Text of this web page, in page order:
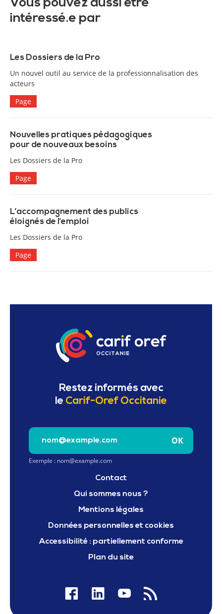
Vous pouvez aussi être
intéressé.e par
Les Dossiers de la Pro
Un nouvel outil au service de la professionnalisation des
acteurs
Page
Nouvelles pratiques pédagogiques
pour de nouveaux besoins
Les Dossiers de la Pro
Page
L’accompagnement des publics
éloignés de l’emploi
Les Dossiers de la Pro
Page
Restez informés avec
le Carif-Oref Occitanie
Saisissez votre e-mail pour vous inscrire à la
Exemple : nom@example.com
OK
Contact
Qui sommes nous ?
Mentions légales
Données personnelles et cookies
Accessibilité : partiellement conforme
Plan du site